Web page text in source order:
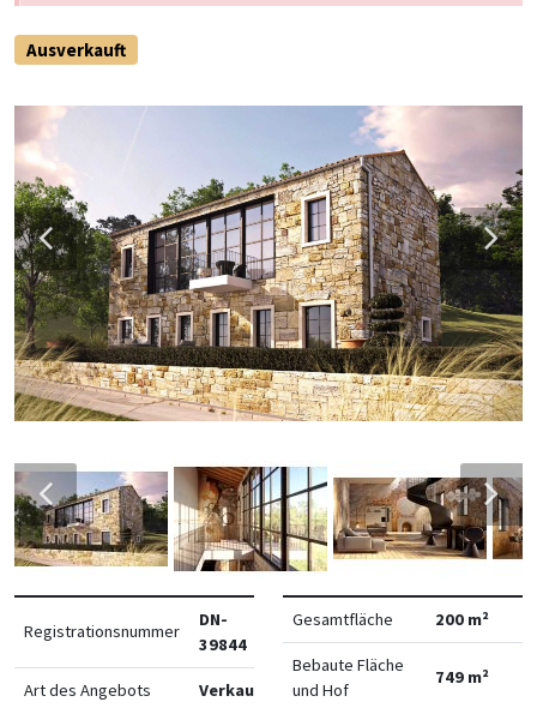
Ausverkauft
Registrationsnummer
DN-
39844
Art des Angebots Verkauf
Gesamtfläche 200 m²
Bebaute Fläche
und Hof
749 m²